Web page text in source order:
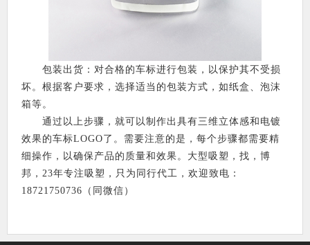
包装出货：对合格的车标进行包装，以保护其不受损
坏。根据客户要求，选择适当的包装方式，如纸盒、泡沫
箱等。
通过以上步骤，就可以制作出具有三维立体感和电镀
效果的车标LOGO了。需要注意的是，每个步骤都需要精
细操作，以确保产品的质量和效果。大型吸塑，找，博
邦，23年专注吸塑，只为同行代工，欢迎致电：
18721750736（同微信）